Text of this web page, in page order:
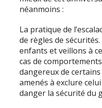
néanmoins :
La pratique de
de règles de
enfants et veillons à
cas de
dangereux de
amenés à exclure
danger la sécurité du